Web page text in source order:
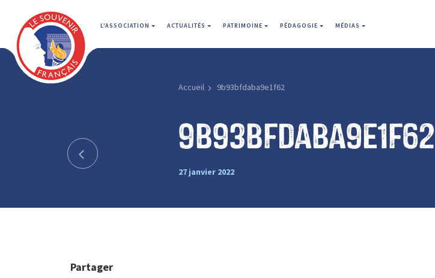
L'ASSOCIATION ACTUALITÉS PATRIMOINE PÉDAGOGIE MÉDIAS
Accueil 9b93bfdaba9e1f62
9b93bfdaba9e1f62
27 janvier 2022
Partager